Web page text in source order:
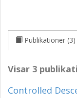
Publikationer (3)
Visar 3
Controlled